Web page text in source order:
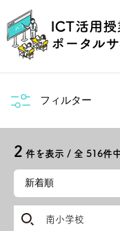
フィルター
2 件を表示 / 全 516件